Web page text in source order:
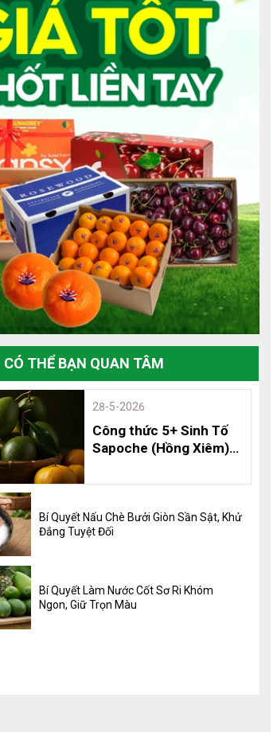
CÓ THỂ BẠN QUAN TÂM
28-5-2026
Công thức 5+ Sinh Tố
Sapoche (Hồng Xiêm)
và 8 Lợi Ích Không Thể
Bí Quyết Nấu Chè Bưởi Giòn Sần Sật, Khử
Đắng Tuyệt Đối
Bí Quyết Làm Nước Cốt Sơ Ri Khóm
Ngon, Giữ Trọn Màu